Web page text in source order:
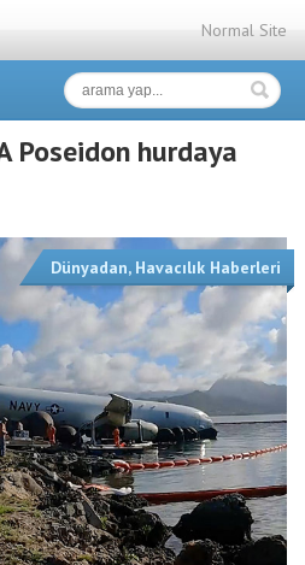
Normal Site
Poseidon hurdaya
Dünyadan, Havacılık Haberleri